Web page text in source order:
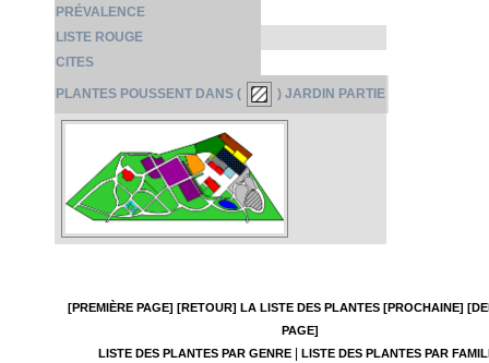
PRÉVALENCE
LISTE ROUGE
CITES
PLANTES POUSSENT DANS ( ) JARDIN PARTIE
[PREMIÈRE PAGE] [RETOUR] LA LISTE DES PLANTES [PROCHAINE]
PAGE]
LISTE DES PLANTES PAR GENRE|
LISTE DES PLANTES PAR